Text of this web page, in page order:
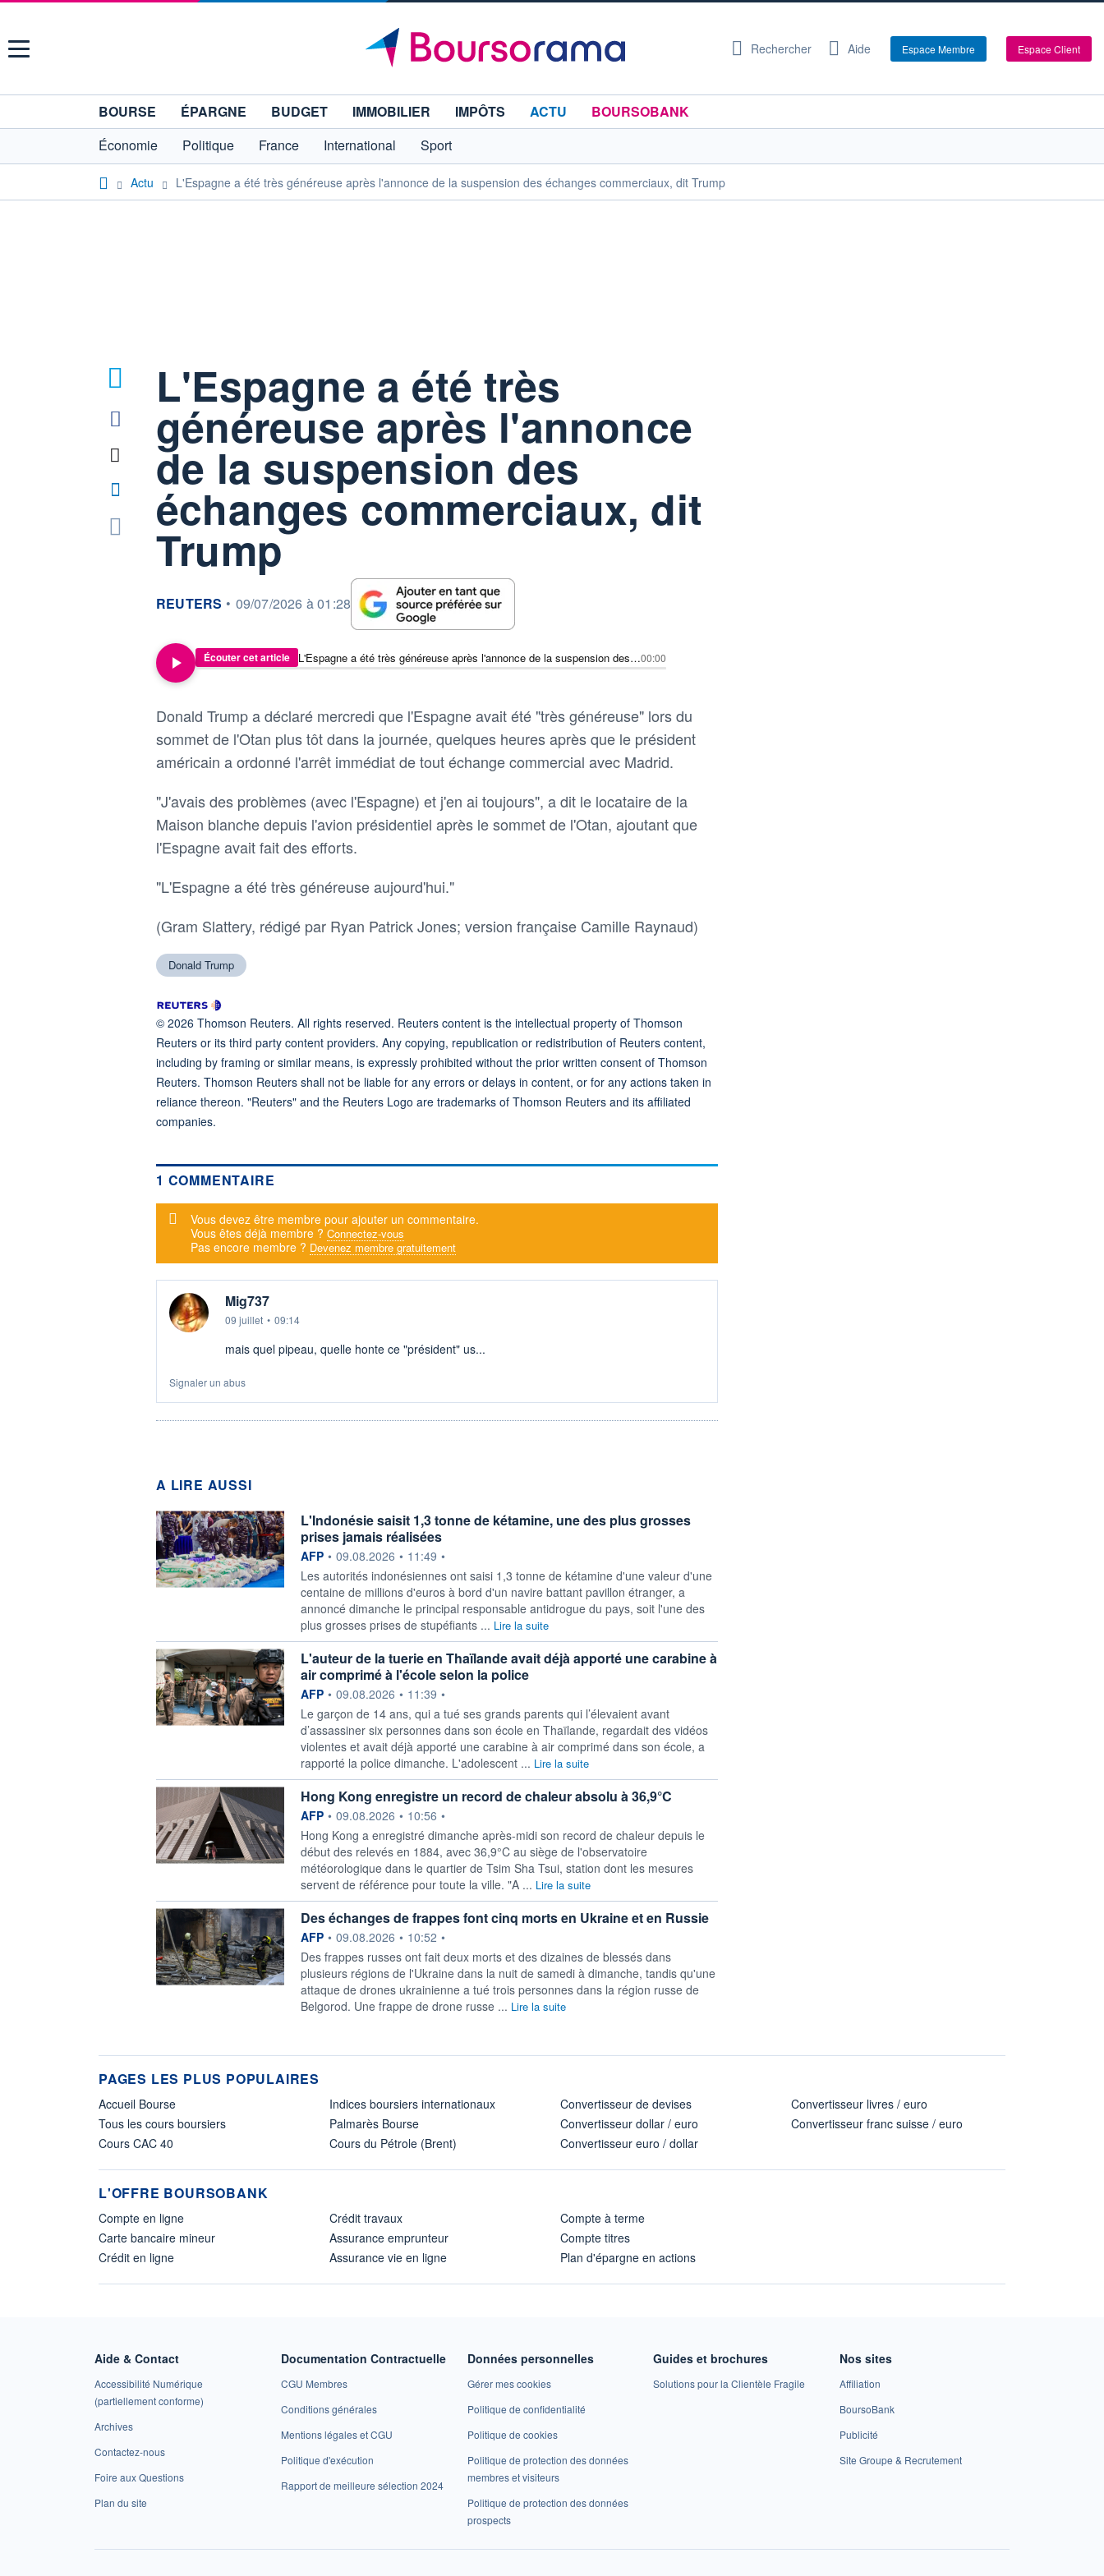
Menu Rechercher Aide Espace Membre Espace Client
BOURSE ÉPARGNE BUDGET IMMOBILIER IMPÔTS ACTU
BOURSOBANK
Économie
Politique France International Sport
Actu L'Espagne a été très généreuse après l'annonce de la suspension des échanges commerciaux, dit Trump
L'Espagne a été très
généreuse après l'annonce
de la suspension des
échanges commerciaux, dit
Trump
information fournie par
REUTERS • 09/07/2026 à 01:28
Écouter cet article L'Espagne a été très généreuse après l'annonce de la suspension des échanges commerciaux, dit Trump00:00
Donald Trump a déclaré mercredi que l'Espagne avait été "très généreuse" lors du
sommet de l'Otan plus tôt dans la journée, quelques heures après que le président
américain a ordonné l'arrêt immédiat de tout échange commercial avec Madrid.
"J'avais des problèmes (avec l'Espagne) et j'en ai toujours", a dit le locataire de la
Maison blanche depuis l'avion présidentiel après le sommet de l'Otan, ajoutant que
l'Espagne avait fait des efforts.
"L'Espagne a été très généreuse aujourd'hui."
(Gram Slattery, rédigé par Ryan Patrick Jones; version française Camille Raynaud)
Donald Trump
© 2026 Thomson Reuters. All rights reserved. Reuters content is the intellectual property of Thomson
Reuters or its third party content providers. Any copying, republication or redistribution of Reuters content,
including by framing or similar means, is expressly prohibited without the prior written consent of Thomson
Reuters. Thomson Reuters shall not be liable for any errors or delays in content, or for any actions taken in
reliance thereon. "Reuters" and the Reuters Logo are trademarks of Thomson Reuters and its affiliated
companies.
1 COMMENTAIRE
Message d'alerte
Vous devez être membre pour ajouter un commentaire.
Vous êtes déjà membre ? Connectez-vous
Pas encore membre ? Devenez membre gratuitement
Mig737
09 juillet • 09:14
mais quel pipeau, quelle honte ce "président" us...
Signaler un abus
A LIRE AUSSI
L'Indonésie saisit 1,3 tonne de kétamine, une des plus grosses
prises jamais réalisées
information fournie par
AFP • 09.08.2026 • 11:49 •
Les autorités indonésiennes ont saisi 1,3 tonne de kétamine d'une valeur d'une
centaine de millions d'euros à bord d'un navire battant pavillon étranger, a
annoncé dimanche le principal responsable antidrogue du pays, soit l'une des
plus grosses prises de stupéfiants ... Lire la suite
L'auteur de la tuerie en Thaïlande avait déjà apporté une carabine à
air comprimé à l'école selon la police
information fournie par
AFP • 09.08.2026 • 11:39 •
Le garçon de 14 ans, qui a tué ses grands parents qui l’élevaient avant
d’assassiner six personnes dans son école en Thaïlande, regardait des vidéos
violentes et avait déjà apporté une carabine à air comprimé dans son école, a
rapporté la police dimanche. L'adolescent ... Lire la suite
Hong Kong enregistre un record de chaleur absolu à 36,9°C
information fournie par
AFP • 09.08.2026 • 10:56 •
Hong Kong a enregistré dimanche après-midi son record de chaleur depuis le
début des relevés en 1884, avec 36,9°C au siège de l'observatoire
météorologique dans le quartier de Tsim Sha Tsui, station dont les mesures
servent de référence pour toute la ville. "A ... Lire la suite
Des échanges de frappes font cinq morts en Ukraine et en Russie
information fournie par
AFP • 09.08.2026 • 10:52 •
Des frappes russes ont fait deux morts et des dizaines de blessés dans
plusieurs régions de l'Ukraine dans la nuit de samedi à dimanche, tandis qu'une
attaque de drones ukrainienne a tué trois personnes dans la région russe de
Belgorod. Une frappe de drone russe ... Lire la suite
PAGES LES PLUS POPULAIRES
Accueil Bourse
Tous les cours boursiers
Cours CAC 40
Indices boursiers internationaux
Palmarès Bourse
Cours du Pétrole (Brent)
Convertisseur de devises
Convertisseur dollar / euro
Convertisseur euro / dollar
Convertisseur livres / euro
Convertisseur franc suisse / euro
L'OFFRE BOURSOBANK
Compte en ligne
Carte bancaire mineur
Crédit en ligne
Crédit travaux
Assurance emprunteur
Assurance vie en ligne
Compte à terme
Compte titres
Plan d'épargne en actions
Aide & Contact
Accessibilité Numérique
(partiellement conforme)
Archives
Contactez-nous
Foire aux Questions
Plan du site
Documentation Contractuelle
CGU Membres
Conditions générales
Mentions légales et CGU
Politique d'exécution
Rapport de meilleure sélection 2024
Données personnelles
Gérer mes cookies
Politique de confidentialité
Politique de cookies
Politique de protection des données
membres et visiteurs
Politique de protection des données
prospects
Guides et brochures
Solutions pour la Clientèle Fragile
Nos sites
Affiliation
BoursoBank
Publicité
Site Groupe & Recrutement